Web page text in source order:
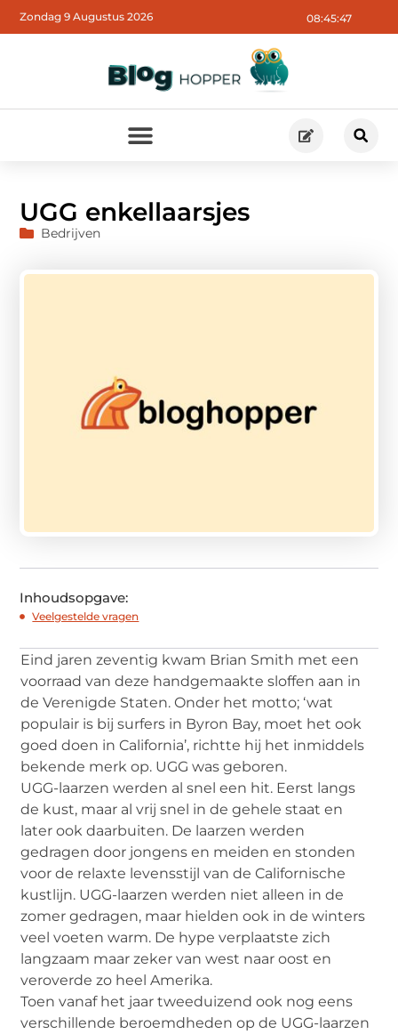
08:45:48
Zondag 9 Augustus 2026
UGG enkellaarsjes
Bedrijven
Inhoudsopgave:
Veelgestelde vragen
Eind jaren zeventig kwam Brian Smith met een
voorraad van deze handgemaakte sloffen aan in
de Verenigde Staten. Onder het motto; ‘wat
populair is bij surfers in Byron Bay, moet het ook
goed doen in California’, richtte hij het inmiddels
bekende merk op. UGG was geboren.
UGG-laarzen werden al snel een hit. Eerst langs
de kust, maar al vrij snel in de gehele staat en
later ook daarbuiten. De laarzen werden
gedragen door jongens en meiden en stonden
voor de relaxte levensstijl van de Californische
kustlijn. UGG-laarzen werden niet alleen in de
zomer gedragen, maar hielden ook in de winters
veel voeten warm. De hype verplaatste zich
langzaam maar zeker van west naar oost en
veroverde zo heel Amerika.
Toen vanaf het jaar tweeduizend ook nog eens
verschillende beroemdheden op de UGG-laarzen